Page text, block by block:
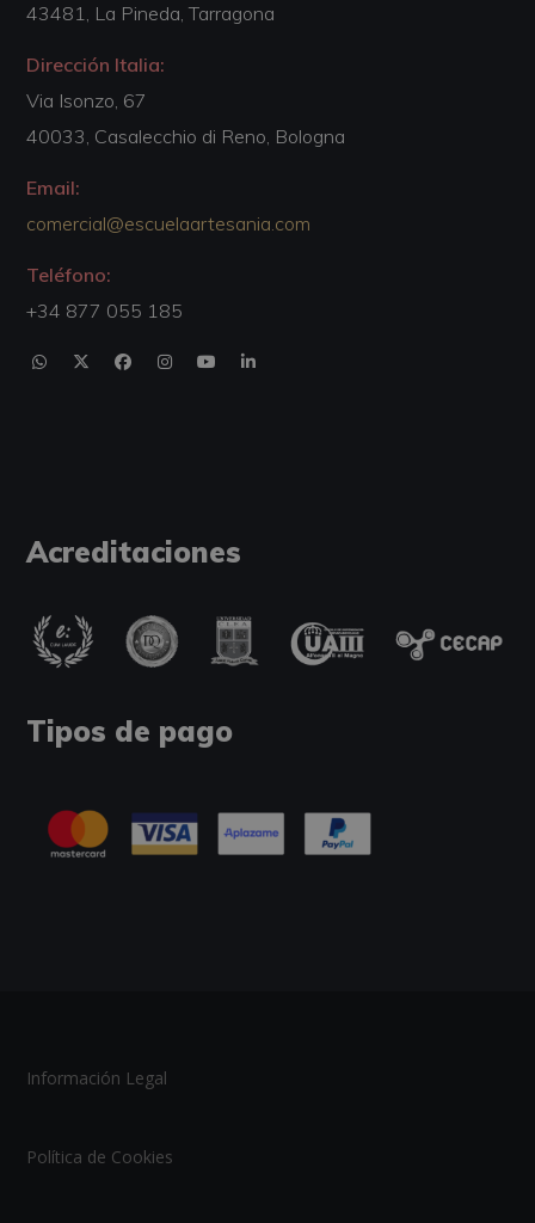
43481, La Pineda, Tarragona
Dirección Italia:
Via Isonzo, 67
40033, Casalecchio di Reno, Bologna
Email:
comercial@escuelaartesania.com
Teléfono:
+34 877 055 185
Acreditaciones
Tipos de pago
Información Legal
Política de Cookies